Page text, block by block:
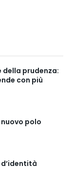
della prudenza:
con più
polo